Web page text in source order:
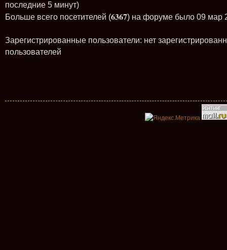
последние 5 минут)
Больше всего посетителей (6367) на форуме было 09 мар
Зарегистрированные пользователи: нет
пользователей